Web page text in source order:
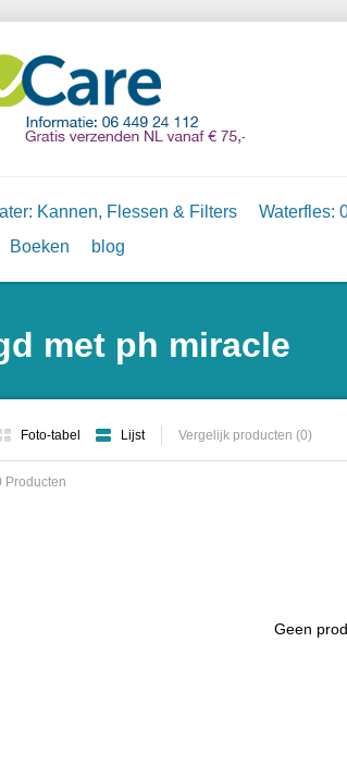
Kannen, Flessen & Filters
Waterfles:
Boeken blog
met ph miracle
Foto-tabel Lijst Vergelijk producten (0)
Producten
Geen